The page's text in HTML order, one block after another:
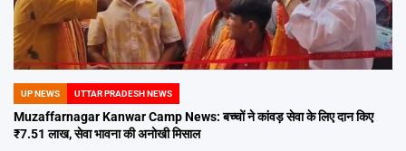
POSTED
IN
UP NEWS UTTAR PRADESH NEWS
Muzaffarnagar Kanwar Camp News: बच्चों ने कांवड़ सेवा के लिए दान किए
₹7.51 लाख, सेवा भावना की अनोखी मिसाल